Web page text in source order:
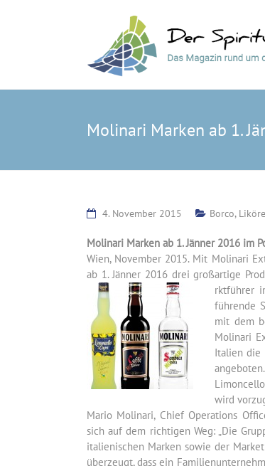
Molinari Marken ab 1.
4. November 2015 Borco, Liköre
Molinari Marken ab 1. Jänner 2016 im
Wien, November 2015. Mit Molinari
ab 1. Jänner 2016 drei großartige
rktführer
führende
mit dem
Molinari
Italien die
wird
Mario Molinari, Chief Operations
sich auf dem richtigen Weg: „Die
italienischen Marken sowie der
überzeugt, dass ein